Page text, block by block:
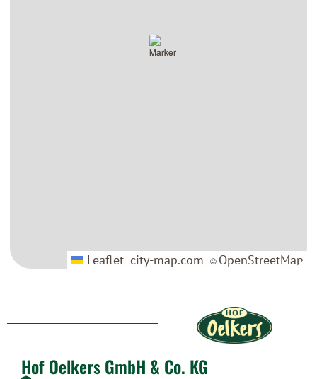
Leaflet | city-map.com | © OpenStreetMap
Leaflet | city-map.com | © OpenStreetMap
Hof Oelkers GmbH & Co. KG